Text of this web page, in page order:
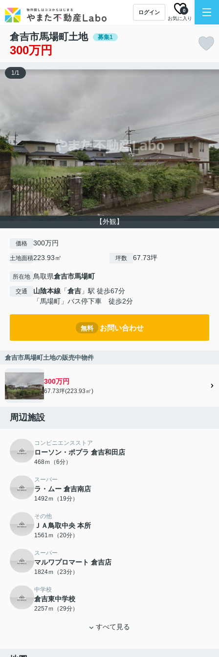
ログイン
お気に入り
0
倉吉市馬場町土地 募集1
300万円
【外観】
1/1
価格 300万円
土地面積223.93㎡ 坪数 67.73坪
所在地 鳥取県倉吉市馬場町
交通 山陰本線 「倉吉 」駅 徒歩67分
「馬場町」バス停下車 徒歩2分
無料 お問い合わせ
倉吉市馬場町土地の販売中物件
300万円
67.73坪(223.93㎡)
周辺施設
コンビニエンスストア
ローソン・ポプラ 倉吉和田店
468ｍ（6分）
スーパー
ラ・ムー 倉吉南店
1492ｍ（19分）
その他
ＪＡ鳥取中央 本所
1561ｍ（20分）
スーパー
マルワプロマート 倉吉店
1824ｍ（23分）
中学校
倉吉東中学校
2257ｍ（29分）
すべて見る